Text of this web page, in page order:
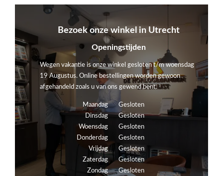
Bezoek onze winkel in Utrecht
Openingstijden
Wegen vakantie is onze winkel gesloten t/m woensdag
19 Augustus. Online bestellingen worden gewoon
afgehandeld zoals u van ons gewend bent.
Maandag
Gesloten
Dinsdag
Gesloten
Woensdag
Gesloten
Donderdag
Gesloten
Vrijdag
Gesloten
Zaterdag
Gesloten
Zondag
Gesloten